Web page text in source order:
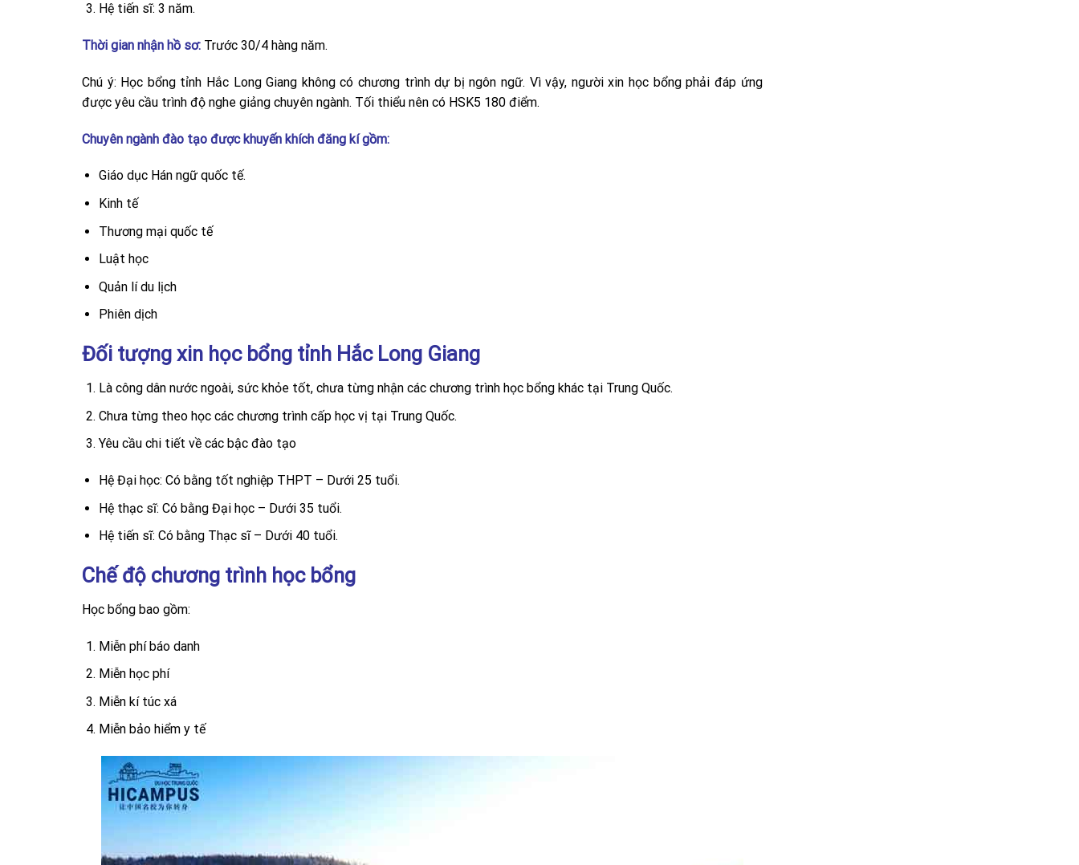
Hệ tiến sĩ: 3 năm.
Thời gian nhận hồ sơ: Trước 30/4 hàng năm.
Chú ý: Học bổng tỉnh Hắc Long Giang không có chương trình dự bị ngôn ngữ. Vì vậy, người xin học bổng phải đáp ứng
được yêu cầu trình độ nghe giảng chuyên ngành. Tối thiểu nên có HSK5 180 điểm.
Chuyên ngành đào tạo được khuyến khích đăng kí gồm:
Giáo dục Hán ngữ quốc tế.
Kinh tế
Thương mại quốc tế
Luật học
Quản lí du lịch
Phiên dịch
Đối tượng xin học bổng tỉnh Hắc Long Giang
Là công dân nước ngoài, sức khỏe tốt, chưa từng nhận các chương trình học bổng khác tại Trung Quốc.
Chưa từng theo học các chương trình cấp học vị tại Trung Quốc.
Yêu cầu chi tiết về các bậc đào tạo
Hệ Đại học: Có bằng tốt nghiệp THPT – Dưới 25 tuổi.
Hệ thạc sĩ: Có bằng Đại học – Dưới 35 tuổi.
Hệ tiến sĩ: Có bằng Thạc sĩ – Dưới 40 tuổi.
Chế độ chương trình học bổng
Học bổng bao gồm:
Miễn phí báo danh
Miễn học phí
Miễn kí túc xá
Miễn bảo hiểm y tế